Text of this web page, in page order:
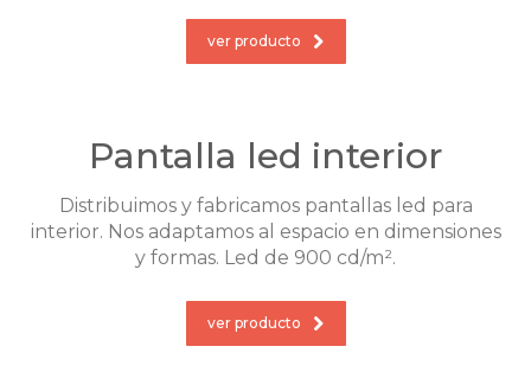
ver producto
Pantalla led interior
Distribuimos y fabricamos pantallas led para
interior. Nos adaptamos al espacio en dimensiones
y formas. Led de 900 cd/m².
ver producto